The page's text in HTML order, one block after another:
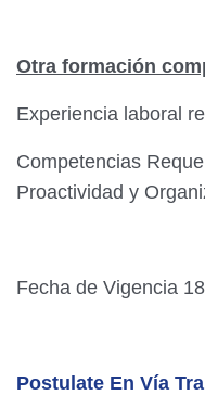
Otra formación
Experiencia laboral
Competencias
Proactividad y
Fecha de Vigencia
Postulate En Vía